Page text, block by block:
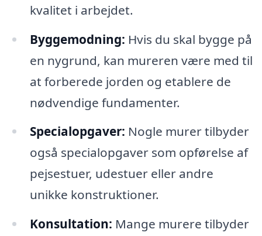
kvalitet i arbejdet.
Byggemodning: Hvis du skal bygge på
en nygrund, kan mureren være med til
at forberede jorden og etablere de
nødvendige fundamenter.
Specialopgaver: Nogle murer tilbyder
også specialopgaver som opførelse af
pejsestuer, udestuer eller andre
unikke konstruktioner.
Konsultation: Mange murere tilbyder